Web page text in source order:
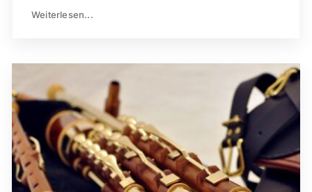
Weiterlesen...